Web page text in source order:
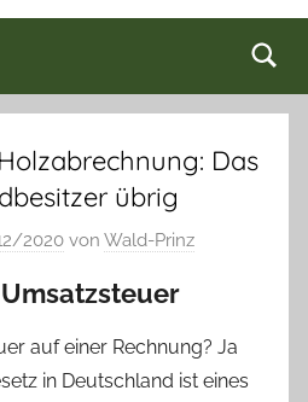
Das
übrig
2020 von Wald-Prinz
auf einer Rechnung? Ja
in Deutschland ist eines